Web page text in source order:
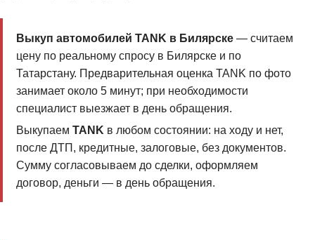
Выкуп автомобилей TANK в Билярске— считаем
цену по реальному спросу в Билярске и по
Татарстану. Предварительная оценка TANK по фото
занимает около 5 минут; при необходимости
специалист выезжает в день обращения.
Выкупаем TANK в любом состоянии: на ходу и нет,
после ДТП, кредитные, залоговые, без документов.
Сумму согласовываем до сделки, оформляем
договор, деньги — в день обращения.